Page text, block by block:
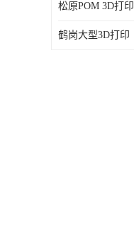
松原POM 3D打印
鹤岗大型3D打印